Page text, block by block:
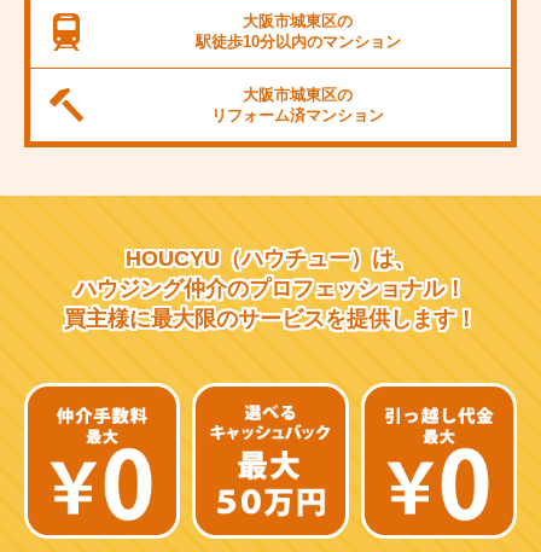
JR桜島線
阪堺電軌上町線
東海道新幹線
阪急千里線
JR片町線
近鉄南大阪線
京阪中之島線
近鉄難波線
大阪市城東区の
駅徒歩10分以内のマンション
大阪市城東区の
リフォーム済マンション
HOUCYU（ハウチュー）は、
ハウジング仲介のプロフェッショナル！
買主様に最大限のサービスを提供します！